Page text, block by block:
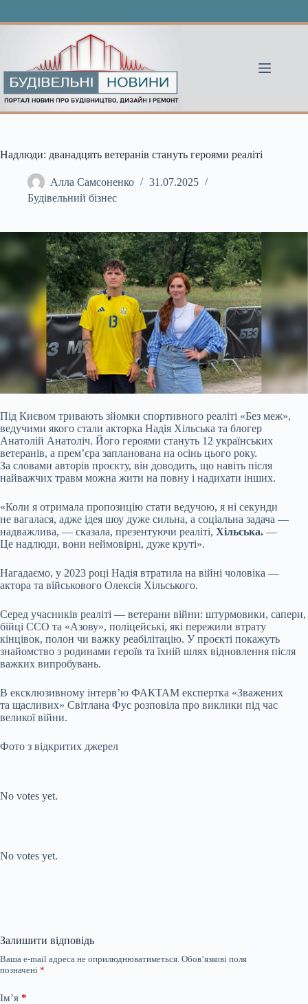
Надлюди: дванадцять ветеранів стануть героями реаліті
Алла Самсоненко
31.07.2025
Будівельний бізнес
Під Києвом тривають зйомки спортивного реаліті «Без меж»,
ведучими якого стали акторка Надія Хільська та блогер
Анатолій Анатоліч. Його героями стануть 12 українських
ветеранів, а премʼєра запланована на осінь цього року.
За словами авторів проєкту, він доводить, що навіть після
найважчих травм можна жити на повну і надихати інших.
«Коли я отримала пропозицію стати ведучою, я ні секунди
не вагалася, адже ідея шоу дуже сильна, а соціальна задача —
надважлива, — сказала, презентуючи реаліті, Хільська. —
Це надлюди, вони неймовірні, дуже круті».
Нагадаємо, у 2023 році Надія втратила на війні чоловіка —
актора та військового Олексія Хільського.
Серед учасників реаліті — ветерани війни: штурмовики, сапери,
бійці ССО та «Азову», поліцейські, які пережили втрату
кінцівок, полон чи важку реабілітацію. У проєкті покажуть
знайомство з родинами героїв та їхній шлях відновлення після
важких випробувань.
В ексклюзивному інтервʼю ФАКТАМ експертка «Зважених
та щасливих» Світлана Фус розповіла про виклики під час
великої війни.
Фото з відкритих джерел
No votes yet.
No votes yet.
Залишити відповідь
Ваша e-mail адреса не оприлюднюватиметься. Обов’язкові поля
позначені *
Ім’я *